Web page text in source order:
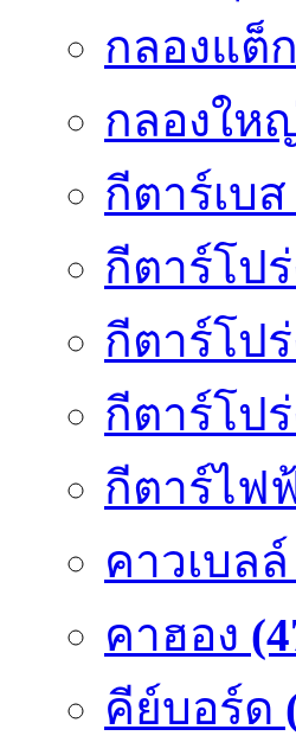
กลองแต็ก
กลองให
กีตาร์เบส
กีตาร์โป
กีตาร์โป
กีตาร์โป
กีตาร์ไฟ
คาวเบลล์
คาฮอง
คีย์บอร์ด